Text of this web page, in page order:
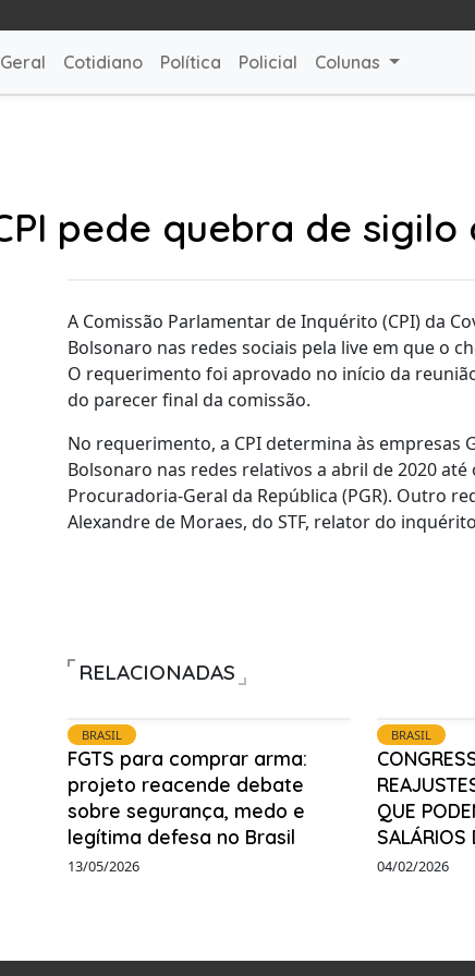
Geral Cotidiano Política Policial Colunas
pede quebra de
A Comissão Parlamentar de Inquérito (CPI) da
Bolsonaro nas redes sociais pela live em que o
O requerimento foi aprovado no início da
do parecer final da comissão.
No requerimento, a CPI determina às empresas
Bolsonaro nas redes relativos a abril de 2020
Procuradoria-Geral da República (PGR). Outro
Alexandre de Moraes, do STF, relator do
RELACIONADAS
BRASIL
FGTS para comprar arma:
projeto reacende debate
sobre segurança, medo e
legítima defesa no Brasil
13/05/2026
BRASIL
QUE
SALÁRIOS
04/02/2026